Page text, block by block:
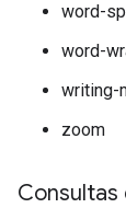
word-
word-
writing-
zoom
Consultas